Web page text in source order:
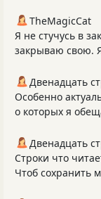
TheMagicCat
Я не стучусь в
закрываю свою.
Двенадцать
Особенно
о которых я
Двенадцать
Строки что
Чтоб сохранить